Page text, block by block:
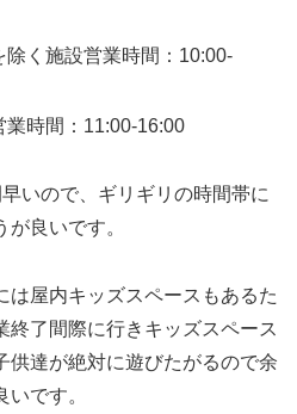
除く施設営業時間：10:00-
業時間：11:00-16:00
いので、ギリギリの時間帯に
良いです。
は屋内キッズスペースもあるた
終了間際に行きキッズスペース
供達が絶対に遊びたがるので余
です。